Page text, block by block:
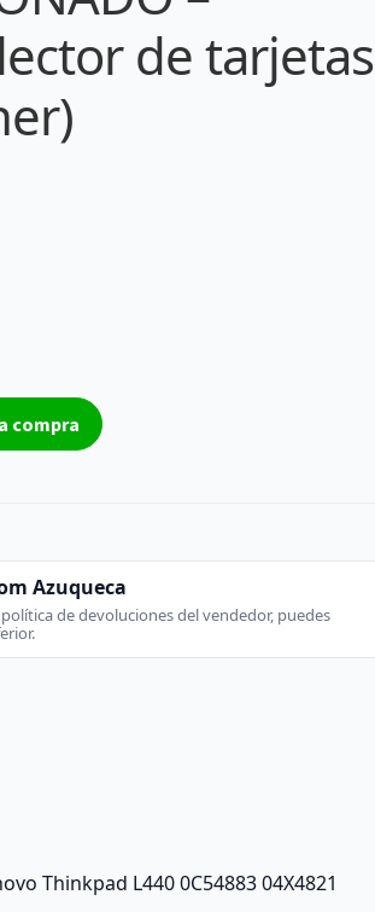
de tarjetas
compra
Azuqueca
de devoluciones del vendedor, puedes
Thinkpad L440 0C54883 04X4821